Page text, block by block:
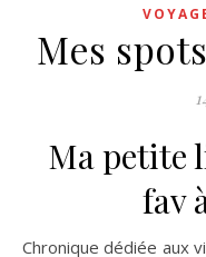
Mes
Ma petite
fav
Chronique dédiée aux visites, car il y a pas mal de choses à